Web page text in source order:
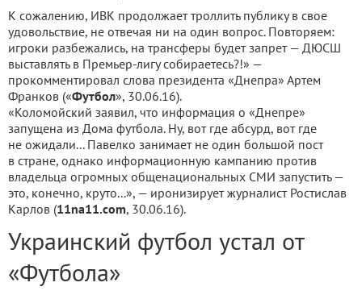
К сожалению, ИВК продолжает троллить публику в свое
удовольствие, не отвечая ни на один вопрос. Повторяем:
игроки разбежались, на трансферы будет запрет — ДЮСШ
выставлять в Премьер-лигу собираетесь?!» —
прокомментировал слова президента «Днепра» Артем
Франков («Футбол», 30.06.16).
«Коломойский заявил, что информация о «Днепре»
запущена из Дома футбола. Ну, вот где абсурд, вот где
не ожидали... Павелко занимает не один большой пост
в стране, однако информационную кампанию против
владельца огромных общенациональных СМИ запустить —
это, конечно, круто...», — иронизирует журналист Ростислав
Карлов (11na11.com, 30.06.16).
Украинский футбол устал от
«Футбола»